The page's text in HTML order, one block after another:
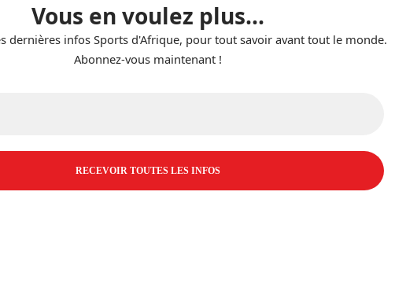
Vous en voulez plus...
dernières infos Sports d'Afrique, pour tout savoir avant tout le monde.
Abonnez-vous maintenant !